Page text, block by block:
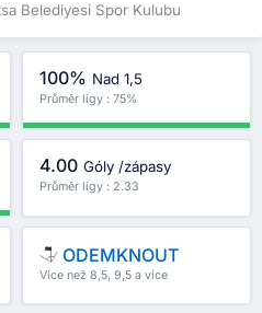
Belediyesi Spor Kulubu
100% Nad 1,5
Průměr ligy : 75%
4.00 Góly /zápasy
Průměr ligy : 2.33
ODEMKNOUT
Více než 8,5, 9,5 a více